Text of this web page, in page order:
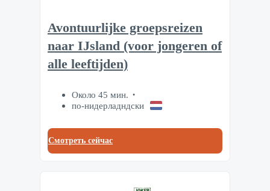
Avontuurlijke groepsreizen
naar IJsland (voor jongeren of
alle leeftijden)
Около 45 мин.
по-нидерладндски
Смотреть сейчас